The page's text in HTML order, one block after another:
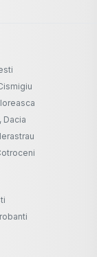
Dacia